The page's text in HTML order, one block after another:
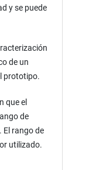
y se puede
de un
prototipo.
que el
de
El rango de
utilizado.